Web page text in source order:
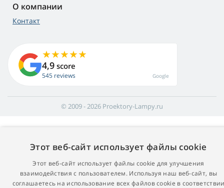
О компании
Контакт
4,9 score
545 reviews Google
© 2009 - 2026 Proektory-Lampy.ru
Этот веб-сайт использует файлы cookie
Этот веб-сайт использует файлы cookie для улучшения
взаимодействия с пользователем. Используя наш веб-сайт, вы
соглашаетесь на использование всех файлов cookie в